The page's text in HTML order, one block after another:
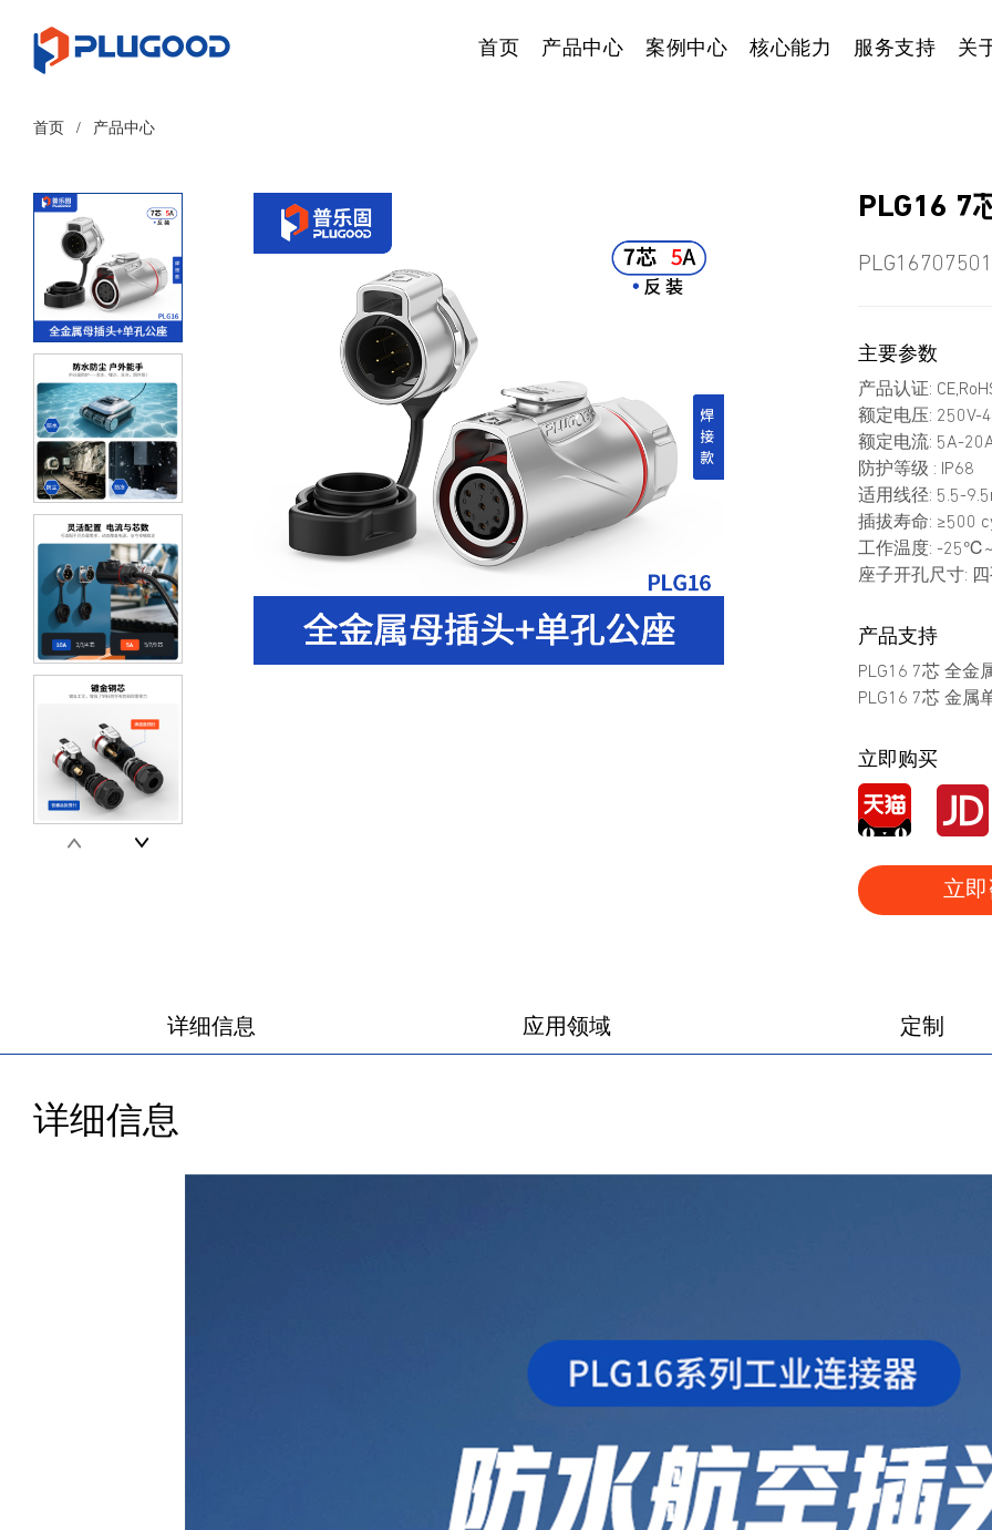
首页 产品中心 案例中心 核心能力 服务支持 关
首页 / 产品中心
PLG16 7
PLG16707501
主要参数
产品认证:
额定电压: 250V-
额定电流: 5A-
防护等级 : IP68
适用线径: 5.5-
插拔寿命: ≥500
工作温度: -
座子开孔尺寸:
产品支持
PLG16 7芯 全金
PLG16 7芯 金属
立即购买
立
详细信息 应用领域 定制
详细信息